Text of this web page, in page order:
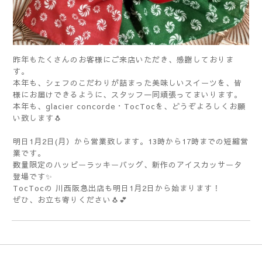
昨年もたくさんのお客様にご来店いただき、感謝しておりま
す。
本年も、シェフのこだわりが詰まった美味しいスイーツを、皆
様にお届けできるように、スタッフ一同頑張ってまいります。
本年も、glacier concorde・TocTocを、どうぞよろしくお願
い致します🐧
明日1月2日(月）から営業致します。13時から17時までの短縮営
業です。
数量限定のハッピーラッキーバッグ、新作のアイスカッサータ
登場です✨
TocTocの 川西阪急出店も明日1月2日から始まります！
ぜひ、お立ち寄りください🐧💕